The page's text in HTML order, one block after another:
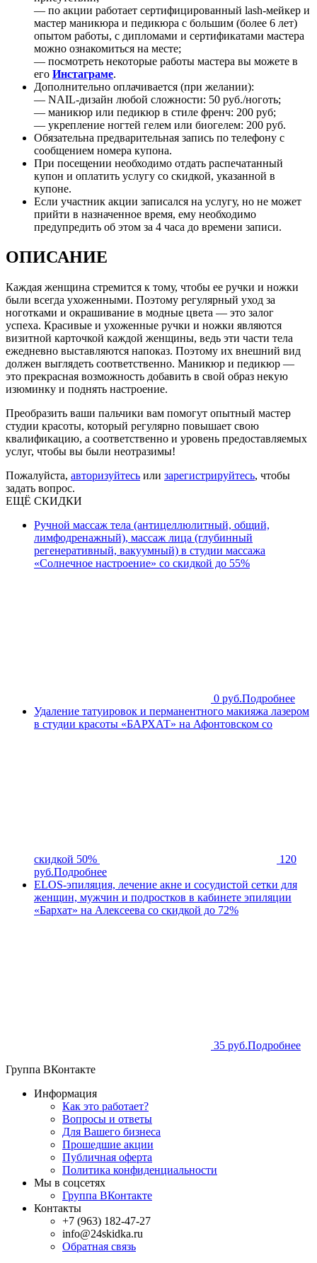
— по акции работает сертифицированный lash-мейкер и
мастер маникюра и педикюра с большим (более 6 лет)
опытом работы, с дипломами и сертификатами мастера
можно ознакомиться на месте;
— посмотреть некоторые работы мастера вы можете в
его Инстаграме.
Дополнительно оплачивается (при желании):
— NAIL-дизайн любой сложности: 50 руб./ноготь;
— маникюр или педикюр в стиле френч: 200 руб;
— укрепление ногтей гелем или биогелем: 200 руб.
Обязательна предварительная запись по телефону с
сообщением номера купона.
При посещении необходимо отдать распечатанный
купон и оплатить услугу со скидкой, указанной в
купоне.
Если участник акции записался на услугу, но не может
прийти в назначенное время, ему необходимо
предупредить об этом за 4 часа до времени записи.
ОПИСАНИЕ
Каждая женщина стремится к тому, чтобы ее ручки и ножки
были всегда ухоженными. Поэтому регулярный уход за
ноготками и окрашивание в модные цвета — это залог
успеха. Красивые и ухоженные ручки и ножки являются
визитной карточкой каждой женщины, ведь эти части тела
ежедневно выставляются напоказ. Поэтому их внешний вид
должен выглядеть соответственно. Маникюр и педикюр —
это прекрасная возможность добавить в свой образ некую
изюминку и поднять настроение.
Преобразить ваши пальчики вам помогут опытный мастер
студии красоты, который регулярно повышает свою
квалификацию, а соответственно и уровень предоставляемых
услуг, чтобы вы были неотразимы!
Пожалуйста, авторизуйтесь или зарегистрируйтесь, чтобы
задать вопрос.
ЕЩЁ СКИДКИ
Ручной массаж тела (антицеллюлитный, общий,
лимфодренажный), массаж лица (глубинный
регенеративный, вакуумный) в студии массажа
«Солнечное настроение» со скидкой до 55%
0 руб.Подробнее
Удаление татуировок и перманентного макияжа лазером
в студии красоты «БАРХАТ» на Афонтовском со
скидкой 50%
120
руб.Подробнее
ELOS-эпиляция, лечение акне и сосудистой сетки для
женщин, мужчин и подростков в кабинете эпиляции
«Бархат» на Алексеева со скидкой до 72%
35 руб.Подробнее
Группа ВКонтакте
Информация
Как это работает?
Вопросы и ответы
Для Вашего бизнеса
Прошедшие акции
Публичная оферта
Политика конфиденциальности
Мы в соцсетях
Группа ВКонтакте
Контакты
+7 (963) 182-47-27
info@24skidka.ru
Обратная связь